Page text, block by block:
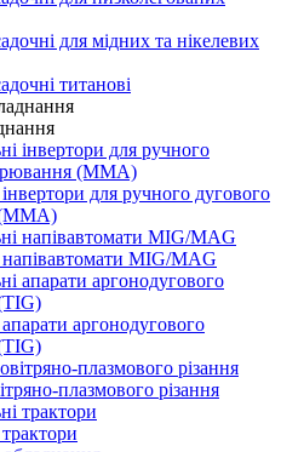
для мідних та нікелевих
титанові
для ручного дугового
MIG/MAG
аргонодугового
плазмового різання